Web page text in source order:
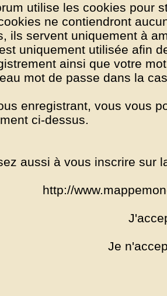
utilise les cookies pour
ne contiendront
ils servent uniquement à
uniquement utilisée afin
ainsi que votre
mot de passe dans la
enregistrant, vous vous
ci-dessus.
aussi à vous inscrire sur
http://
Je